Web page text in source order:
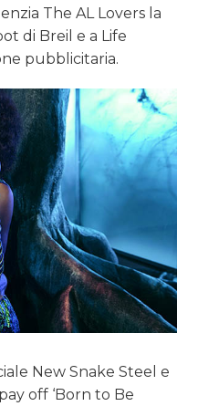
The AL Lovers la
di Breil e a Life
pubblicitaria.
New Snake Steel e
off ‘Born to Be